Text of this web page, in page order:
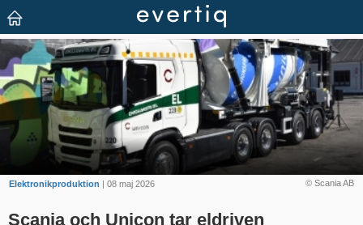
© Scania AB
Elektronikproduktion | 08 maj 2026
Scania och Unicon tar eldriven